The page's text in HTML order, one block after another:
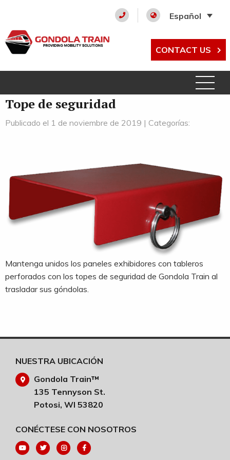
Español
CONTACT US
Tope de seguridad
Publicado el 1 de noviembre de 2019 | Categorías:
Mantenga unidos los paneles exhibidores con tableros
perforados con los topes de seguridad de Gondola Train al
trasladar sus góndolas.
NUESTRA UBICACIÓN
Gondola Train™
135 Tennyson St.
Potosi, WI 53820
CONÉCTESE CON NOSOTROS